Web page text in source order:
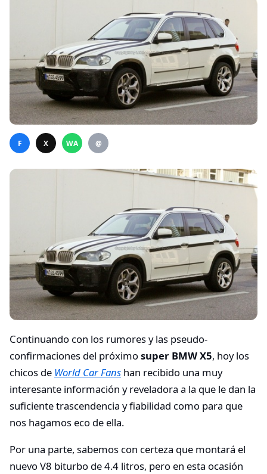
F X WA @
Continuando con los rumores y las pseudo-
confirmaciones del próximosuper BMW X5, hoy los
chicos de World Car Fans han recibido una muy
interesante información y reveladora a la que le dan la
suficiente trascendencia y fiabilidad como para que
nos hagamos eco de ella.
Por una parte, sabemos con certeza que montará el
nuevo V8 biturbo de 4.4 litros, pero en esta ocasión